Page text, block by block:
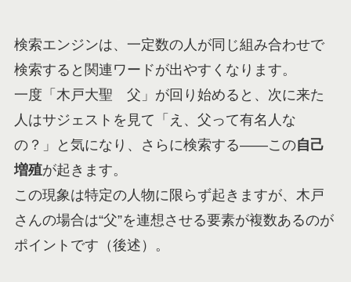
検索エンジンは、一定数の人が同じ組み合わせで
検索すると関連ワードが出やすくなります。
一度「木戸大聖 父」が回り始めると、次に来た
人はサジェストを見て「え、父って有名人な
の？」と気になり、さらに検索する——この自己
増殖が起きます。
この現象は特定の人物に限らず起きますが、木戸
さんの場合は“父”を連想させる要素が複数あるのが
ポイントです（後述）。